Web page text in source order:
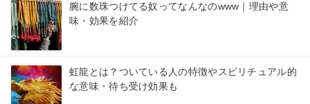
腕に数珠つけてる奴ってなんなのwww｜理由や意
味・効果を紹介
虹龍とは？ついている人の特徴やスピリチュアル的
な意味・待ち受け効果も